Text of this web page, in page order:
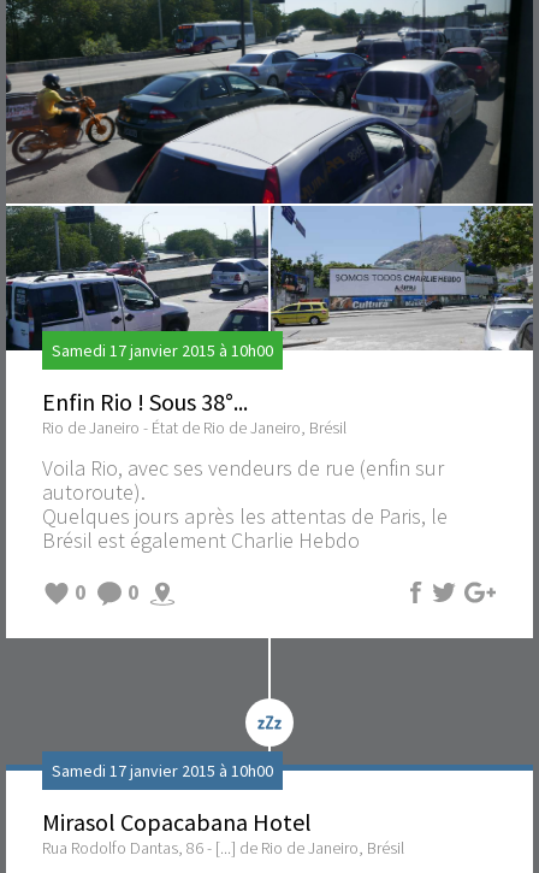
Samedi 17 janvier 2015 à 10h00
Enfin Rio ! Sous 38°...
Rio de Janeiro - État de Rio de Janeiro, Brésil
Voila Rio, avec ses vendeurs de rue (enfin sur
autoroute).
Quelques jours après les attentas de Paris, le
Brésil est également Charlie Hebdo
0
0
Samedi 17 janvier 2015 à 10h00
Mirasol Copacabana Hotel
Rua Rodolfo Dantas, 86 - [...] de Rio de Janeiro, Brésil